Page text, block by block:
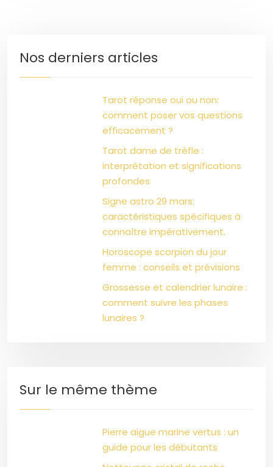
Nos derniers articles
Tarot réponse oui ou non:
comment poser vos questions
efficacement ?
Tarot dame de trèfle :
interprétation et significations
profondes
Signe astro 29 mars:
caractéristiques spécifiques à
connaître impérativement.
Horoscope scorpion du jour
femme : conseils et prévisions
Grossesse et calendrier lunaire :
comment suivre les phases
lunaires ?
Sur le même thème
Pierre aigue marine vertus : un
guide pour les débutants